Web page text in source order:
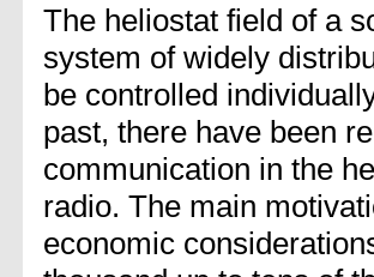
The heliostat field of a
system of widely
be controlled
past, there have been
communication in the
radio. The main
economic